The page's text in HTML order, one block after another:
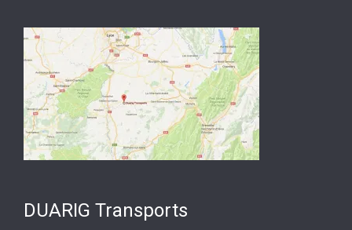
DUARIG Transports